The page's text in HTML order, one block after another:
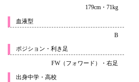
179cm・71kg
血液型
B
ポジション・利き足
FW（フォワード）・右足
出身中学・高校